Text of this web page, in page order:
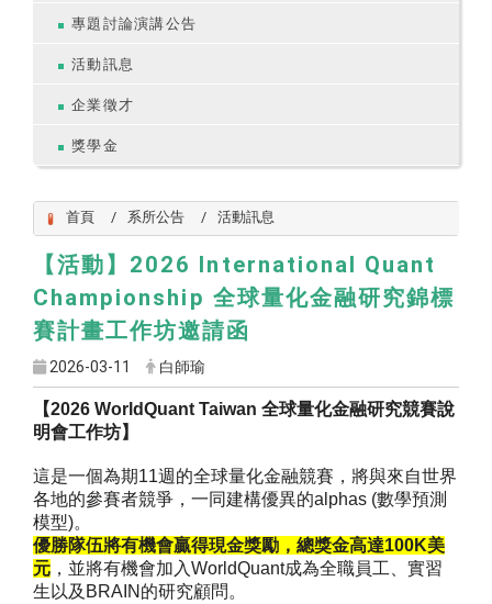
專題討論演講公告
活動訊息
企業徵才
獎學金
首頁 系所公告 活動訊息
【活動】2026 International Quant
Championship 全球量化金融研究錦標
賽計畫工作坊邀請函
2026-03-11 白師瑜
【2026 WorldQuant Taiwan 全球量化金融研究競賽說
明會工作坊】
這是一個為期11週的全球量化金融競賽， 將與來自世界
各地的參賽者競爭，一同建構優異的alphas (數學預測
模型)。
優勝隊伍將有機會贏得現金獎勵，總獎金高達100K美
元 ， 並將有機會加入WorldQuant成為全職員工、 實習
生以及BRAIN的研究顧問。